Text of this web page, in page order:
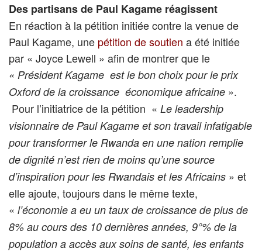
Des partisans de Paul Kagame réagissent
En réaction à la pétition initiée contre la venue de
Paul Kagame, une pétition de soutien a été initiée
par « Joyce Lewell » afin de montrer que le
« Président Kagame est le bon choix pour le prix
Oxford de la croissance économique africaine ».
Pour l’initiatrice de la pétition « Le leadership
visionnaire de Paul Kagame et son travail infatigable
pour transformer le Rwanda en une nation remplie
de dignité n’est rien de moins qu’une source
d’inspiration pour les Rwandais et les Africains » et
elle ajoute, toujours dans le même texte,
« l’économie a eu un taux de croissance de plus de
8% au cours des 10 dernières années, 9°% de la
population a accès aux soins de santé, les enfants